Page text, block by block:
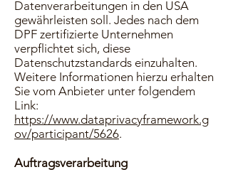
Datenverarbeitungen in den USA
gewährleisten soll. Jedes nach dem
DPF zertifizierte Unternehmen
verpflichtet sich, diese
Datenschutzstandards einzuhalten.
Weitere Informationen hierzu erhalten
Sie vom Anbieter unter folgendem
Link:
https://www.dataprivacyframework.g
ov/participant/5626.
Auftragsverarbeitung